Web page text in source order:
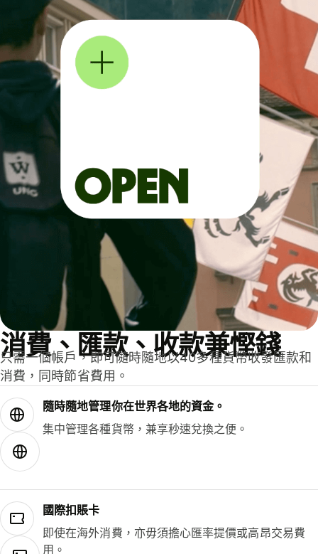
消費、匯款、收款兼慳錢
只需一個帳戶，即可隨時隨地以40多種貨幣收發匯款和
消費，同時節省費用。
隨時隨地管理你在世界各地的資金。
集中管理各種貨幣，兼享秒速兌換之便。
國際扣賬卡
即使在海外消費，亦毋須擔心匯率提價或高昂交易費
用。